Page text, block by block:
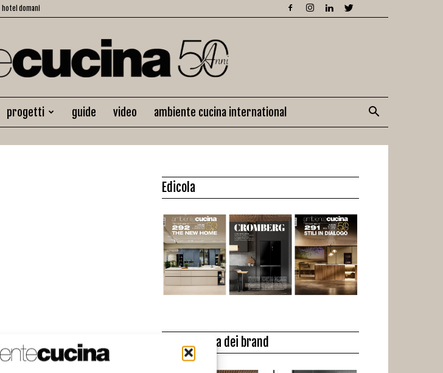
hotel domani
Ambiente
progetti guide video ambiente cucina international
Edicola
La biblioteca dei brand